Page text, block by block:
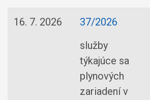
16. 7. 2026
37/2026
služby
týkajúce sa
plynových
zariadení v